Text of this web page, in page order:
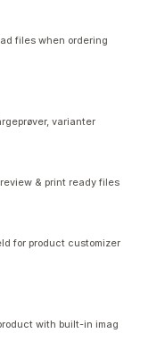
files when ordering
varianter
& print ready files
for product customizer
with built-in imag